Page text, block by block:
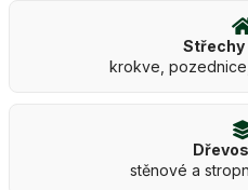
Střechy
krokve,
stěnové a